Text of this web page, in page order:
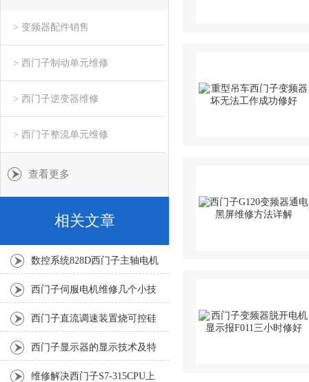
> 变频器配件销售
> 西门子制动单元维修
> 西门子逆变器维修
> 西门子整流单元维修
查看更多
相关文章
数控系统828D西门子主轴电机
编码器坏2小时修复
西门子伺服电机维修几个小技
巧，您都了解吗？
西门子直流调速装置烧可控硅
击穿3小时修好
西门子显示器的显示技术及特
点
维修解决西门子S7-315CPU上